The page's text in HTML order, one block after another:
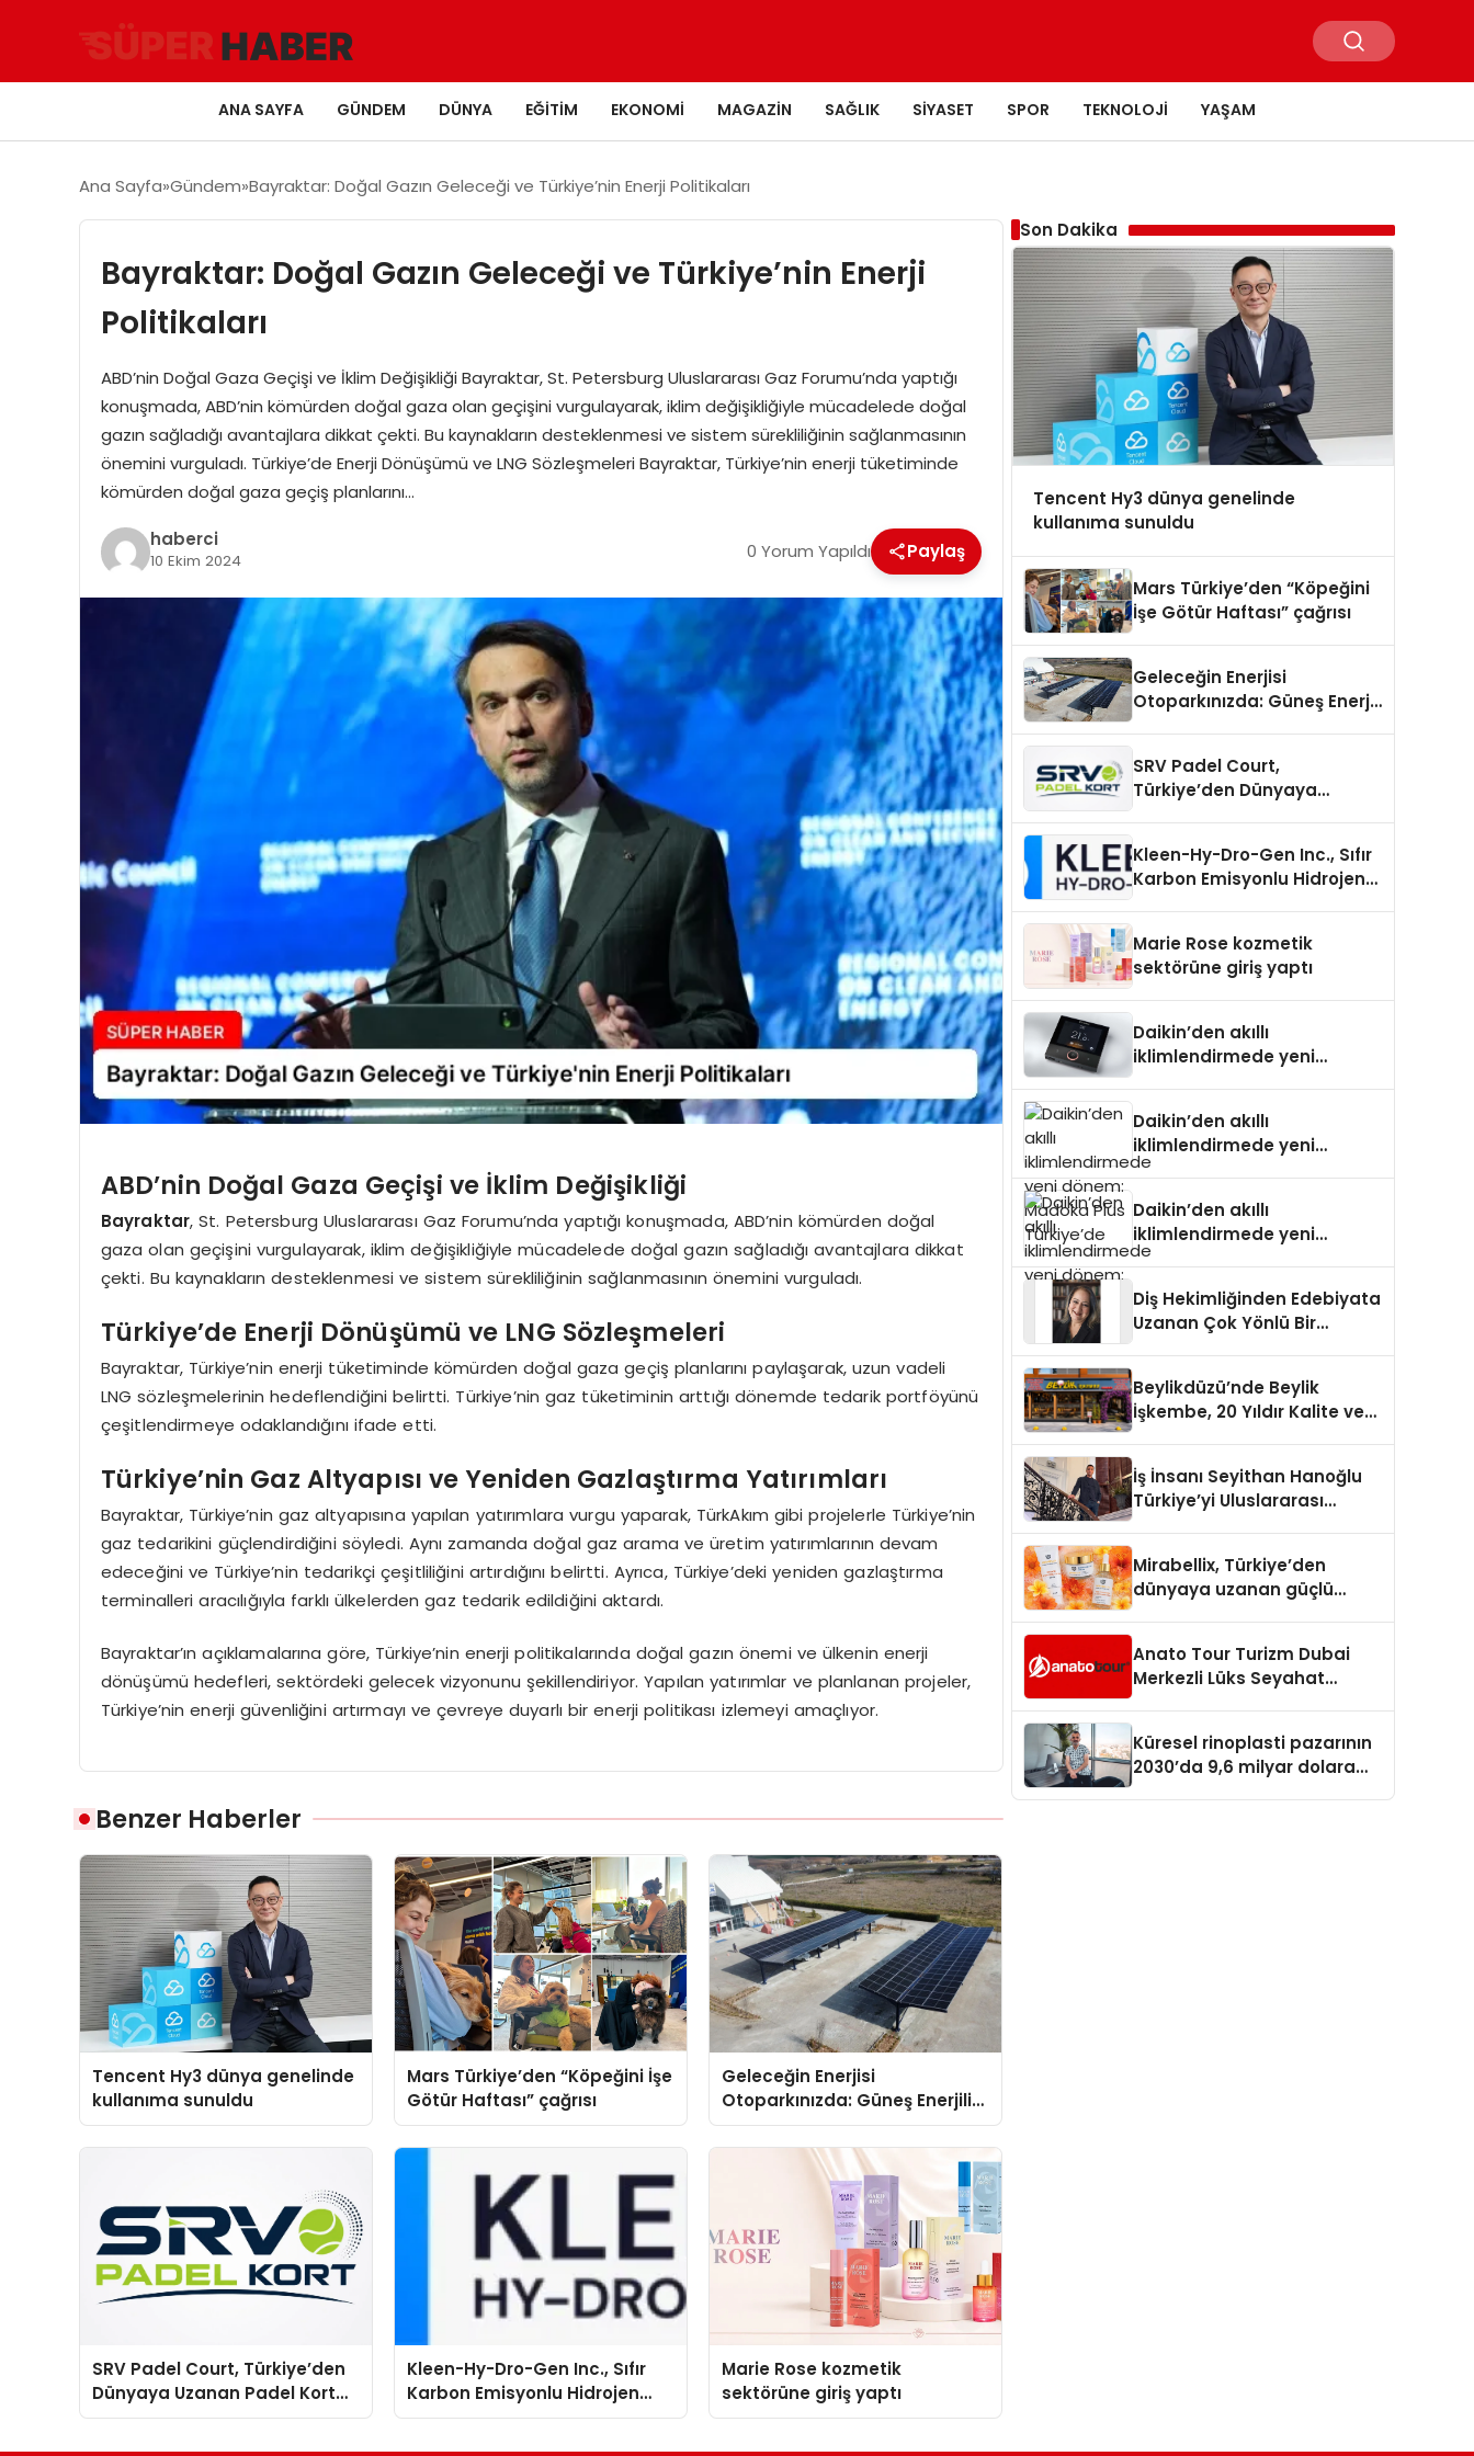
ANA SAYFA GÜNDEM DÜNYA EĞITIM EKONOMI MAGAZIN SAĞLIK SIYASET SPOR TEKNOLOJI YAŞAM
Ana Sayfa Gündem Bayraktar: Doğal Gazın Geleceği ve Türkiye’nin Enerji Politikaları
Bayraktar: Doğal Gazın Geleceği ve Türkiye’nin Enerji
Politikaları
ABD’nin Doğal Gaza Geçişi ve İklim Değişikliği Bayraktar, St. Petersburg Uluslararası Gaz Forumu’nda yaptığı
konuşmada, ABD’nin kömürden doğal gaza olan geçişini vurgulayarak, iklim değişikliğiyle mücadelede doğal
gazın sağladığı avantajlara dikkat çekti. Bu kaynakların desteklenmesi ve sistem sürekliliğinin sağlanmasının
önemini vurguladı. Türkiye’de Enerji Dönüşümü ve LNG Sözleşmeleri Bayraktar, Türkiye’nin enerji tüketiminde
kömürden doğal gaza geçiş planlarını…
haberci
10 Ekim 2024 0 Yorum Yapıldı Paylaş
ABD’nin Doğal Gaza Geçişi ve İklim Değişikliği
Bayraktar, St. Petersburg Uluslararası Gaz Forumu’nda yaptığı konuşmada, ABD’nin kömürden doğal
gaza olan geçişini vurgulayarak, iklim değişikliğiyle mücadelede doğal gazın sağladığı avantajlara dikkat
çekti. Bu kaynakların desteklenmesi ve sistem sürekliliğinin sağlanmasının önemini vurguladı.
Türkiye’de Enerji Dönüşümü ve LNG Sözleşmeleri
Bayraktar, Türkiye’nin enerji tüketiminde kömürden doğal gaza geçiş planlarını paylaşarak, uzun vadeli
LNG sözleşmelerinin hedeflendiğini belirtti. Türkiye’nin gaz tüketiminin arttığı dönemde tedarik portföyünü
çeşitlendirmeye odaklandığını ifade etti.
Türkiye’nin Gaz Altyapısı ve Yeniden Gazlaştırma Yatırımları
Bayraktar, Türkiye’nin gaz altyapısına yapılan yatırımlara vurgu yaparak, TürkAkım gibi projelerle Türkiye’nin
gaz tedarikini güçlendirdiğini söyledi. Aynı zamanda doğal gaz arama ve üretim yatırımlarının devam
edeceğini ve Türkiye’nin tedarikçi çeşitliliğini artırdığını belirtti. Ayrıca, Türkiye’deki yeniden gazlaştırma
terminalleri aracılığıyla farklı ülkelerden gaz tedarik edildiğini aktardı.
Bayraktar’ın açıklamalarına göre, Türkiye’nin enerji politikalarında doğal gazın önemi ve ülkenin enerji
dönüşümü hedefleri, sektördeki gelecek vizyonunu şekillendiriyor. Yapılan yatırımlar ve planlanan projeler,
Türkiye’nin enerji güvenliğini artırmayı ve çevreye duyarlı bir enerji politikası izlemeyi amaçlıyor.
Benzer Haberler
Tencent Hy3 dünya genelinde
kullanıma sunuldu
Mars Türkiye’den “Köpeğini İşe
Götür Haftası” çağrısı
Geleceğin Enerjisi
Otoparkınızda: Güneş Enerjili
Carport (Solar Otopark)
Nedir?
SRV Padel Court, Türkiye’den
Dünyaya Uzanan Padel Kort
Üretiminde Güvenin Adresi
Kleen-Hy-Dro-Gen Inc., Sıfır
Karbon Emisyonlu Hidrojen
Isıtma Teknolojisinde ISO ve
Marie Rose kozmetik
sektörüne giriş yaptı
Son Dakika
Tencent Hy3 dünya genelinde
kullanıma sunuldu
Mars Türkiye’den “Köpeğini
İşe Götür Haftası” çağrısı
Geleceğin Enerjisi
Otoparkınızda: Güneş Enerjili
SRV Padel Court,
Türkiye’den Dünyaya
Kleen-Hy-Dro-Gen Inc., Sıfır
Karbon Emisyonlu Hidrojen
Aldı
Marie Rose kozmetik
sektörüne giriş yaptı
Daikin’den akıllı
iklimlendirmede yeni
Daikin’den akıllı
iklimlendirmede yeni
dönem: Madoka Plus
Daikin’den akıllı
iklimlendirmede yeni
dönem: Madoka Plus
Diş Hekimliğinden Edebiyata
Uzanan Çok Yönlü Bir
Beylikdüzü’nde Beylik
İşkembe, 20 Yıldır Kalite ve
İş İnsanı Seyithan Hanoğlu
Türkiye’yi Uluslararası
Mirabellix, Türkiye’den
dünyaya uzanan güçlü
Anato Tour Turizm Dubai
Merkezli Lüks Seyahat
Küresel rinoplasti pazarının
2030’da 9,6 milyar dolara